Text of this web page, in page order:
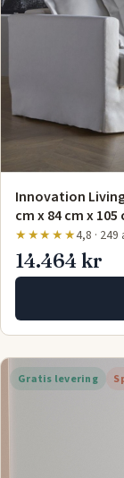
Innovation
cm x 84 cm x
★★★★★4,8 ·
14.464 kr
Gratis levering